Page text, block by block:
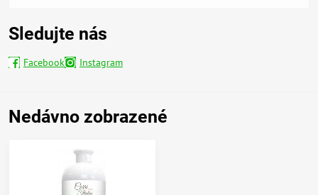
Sledujte nás
Facebook Instagram
Nedávno zobrazené